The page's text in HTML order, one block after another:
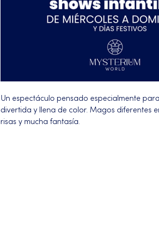
Un espectáculo pensado especialmente
divertida y llena de color. Magos diferentes
risas y mucha fantasía.